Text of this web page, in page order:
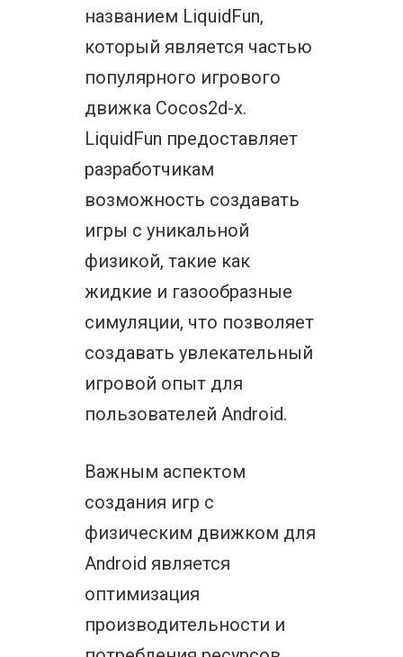
названием LiquidFun,
который является частью
популярного игрового
движка Cocos2d-x.
LiquidFun предоставляет
разработчикам
возможность создавать
игры с уникальной
физикой, такие как
жидкие и газообразные
симуляции, что позволяет
создавать увлекательный
игровой опыт для
пользователей Android.
Важным аспектом
создания игр с
физическим движком для
Android является
оптимизация
производительности и